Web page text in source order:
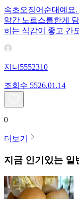
속초오징어순대예요
약간 노르스름한게
히는 식감이 좋고 간
지니5552310
조회수 5526.01.14
0
더보기
지금 인기있는 일